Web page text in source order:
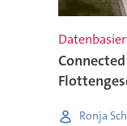
Ronja